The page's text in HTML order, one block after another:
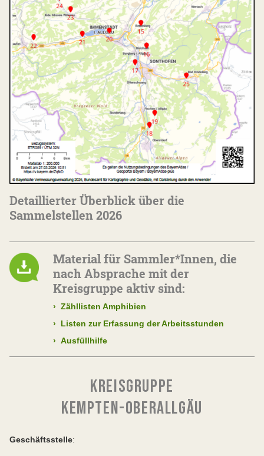
Detaillierter Überblick über die
Sammelstellen 2026
Material für Sammler*Innen, die
nach Absprache mit der
Kreisgruppe aktiv sind:
› Zähllisten Amphibien
›
Listen zur Erfassung der Arbeitsstunden
› Ausfüllhilfe
KREISGRUPPE
KEMPTEN-OBERALLGÄU
Geschäftsstelle: